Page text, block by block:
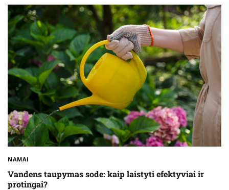
NAMAI
Vandens taupymas sode: kaip laistyti efektyviai ir
protingai?